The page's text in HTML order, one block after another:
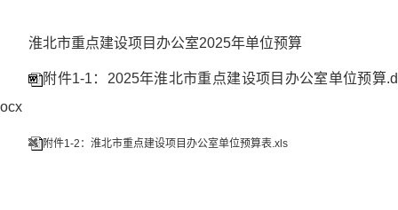
淮北市重点建设项目办公室2025年单位预算
附件1-1：2025年淮北市重点建设项目办公室单位预算.d
ocx
附件1-2：淮北市重点建设项目办公室单位预算表.xls